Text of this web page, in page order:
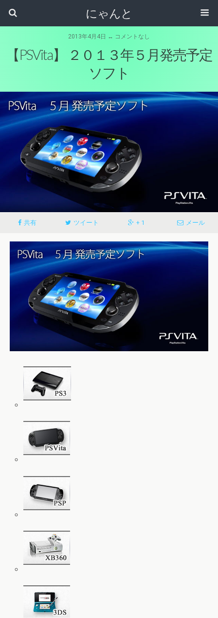
にゃんと
2013年4月4日 ↔ コメントなし
【PSVita】 ２０１３年５月発売予定
ソフト
共有 ツイート + 1 メール